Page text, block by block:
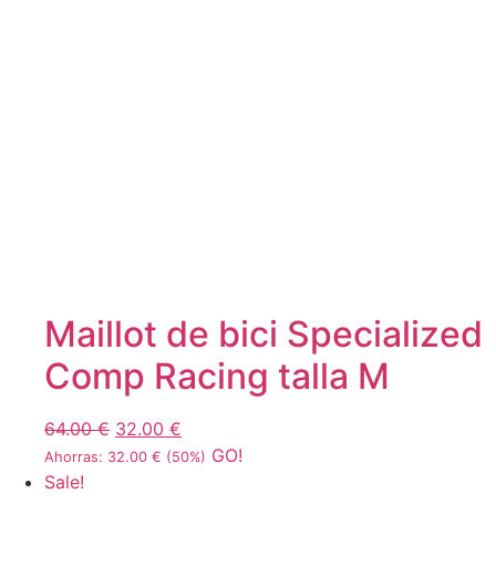
Maillot de bici Specialized
Comp Racing talla M
64.00€ 32.00 €
Ahorras: 32.00 € (50%) GO!
Sale!